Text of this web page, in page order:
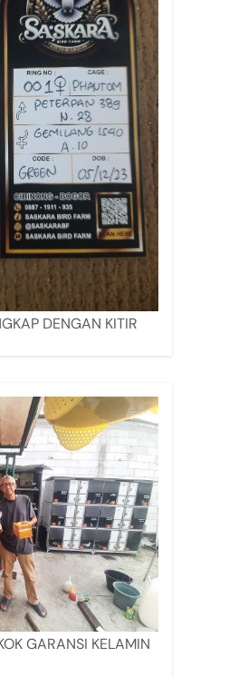
DENGAN KITIR
GARANSI KELAMIN